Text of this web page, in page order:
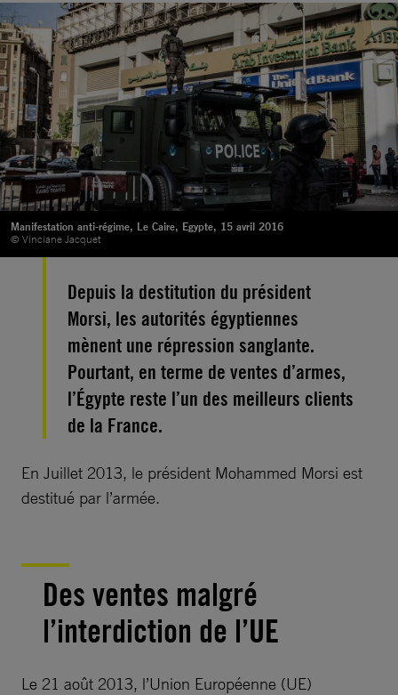
Manifestation anti-régime, Le Caire, Egypte, 15 avril 2016
© Vinciane Jacquet
Depuis la destitution du président
Morsi, les autorités égyptiennes
mènent une répression sanglante.
Pourtant, en terme de ventes d’armes,
l’Égypte reste l’un des meilleurs clients
de la France.
En Juillet 2013, le président Mohammed Morsi est
destitué par l’armée.
Des ventes malgré
l’interdiction de l’UE
Le 21 août 2013, l’Union Européenne (UE)